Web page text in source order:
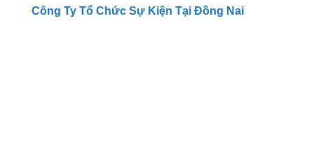
Công Ty Tổ Chức Sự Kiện Tại Đồng Nai